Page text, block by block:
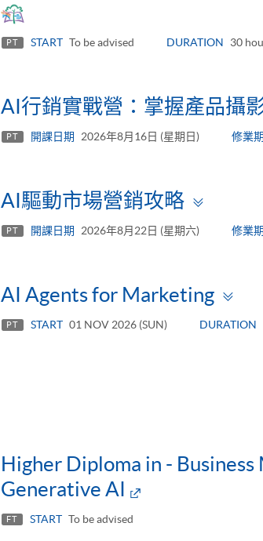
PT START To be advised DURATION 30
AI行銷實戰營：掌握產品攝
PT 開課日期 2026年8月16日 (星期日) 修業期
AI驅動市場營銷攻略
panel
PT 開課日期 2026年8月22日 (星期六) 修業期
AI Agents for Marketing
PT START 01 NOV 2026 (SUN) DURATION
Higher Diploma in -
Generative AI
FT START To be advised